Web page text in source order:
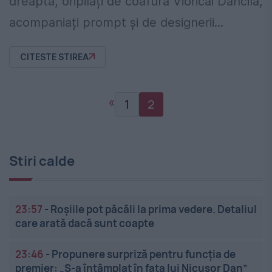
acompaniați prompt și de designerii...
CITESTE STIREA
« 1 2
Stiri calde
23:57 - Roșiile pot păcăli la prima vedere. Detaliul
care arată dacă sunt coapte
23:46 - Propunere surpriză pentru funcția de
premier: „S-a întâmplat în fața lui Nicușor Dan”